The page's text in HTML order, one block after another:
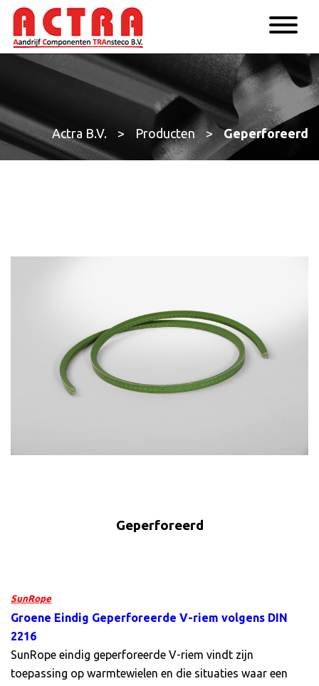
Actra B.V. > Producten > Geperforeerd
Geperforeerd
SunRope
Groene Eindig Geperforeerde V-riem volgens DIN
2216
SunRope eindig geperforeerde V-riem vindt zijn
toepassing op warmtewielen en die situaties waar een